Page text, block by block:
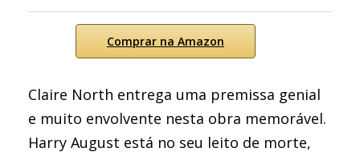
Comprar na Amazon
Claire North entrega uma premissa genial
e muito envolvente nesta obra memorável.
Harry August está no seu leito de morte,